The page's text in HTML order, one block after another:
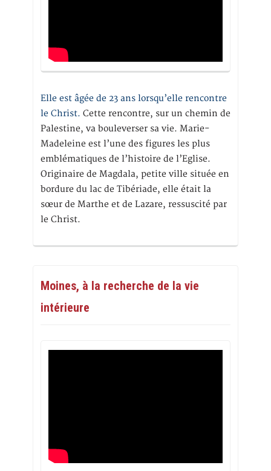
Elle est âgée de 23 ans lorsqu’elle rencontre
le Christ. Cette rencontre, sur un chemin de
Palestine, va bouleverser sa vie. Marie-
Madeleine est l’une des figures les plus
emblématiques de l’histoire de l’Eglise.
Originaire de Magdala, petite ville située en
bordure du lac de Tibériade, elle était la
sœur de Marthe et de Lazare, ressuscité par
le Christ.
Moines, à la recherche de la vie
intérieure